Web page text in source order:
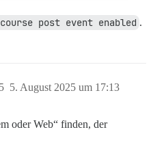
post event enabled .
5. August 2025 um 17:13
5
oder Web“ finden, der